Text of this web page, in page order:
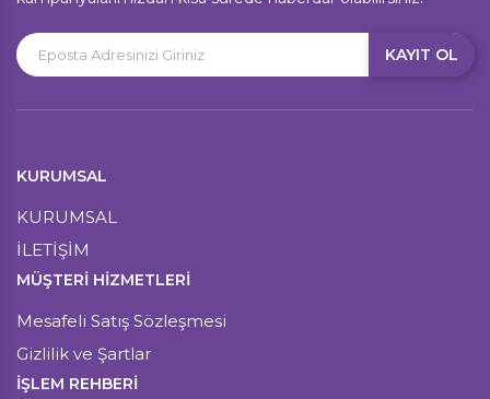
KAYIT OL
KURUMSAL
KURUMSAL
İLETİŞİM
MÜŞTERI HIZMETLERI
Mesafeli Satış Sözleşmesi
Gizlilik ve Şartlar
İŞLEM REHBERİ